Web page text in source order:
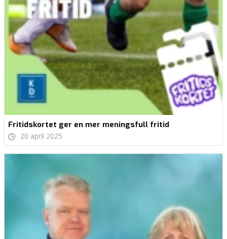
Fritidskortet ger en mer meningsfull fritid
20 april 2025